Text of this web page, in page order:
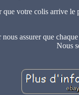
votre colis arrive le
assurer que
Nous